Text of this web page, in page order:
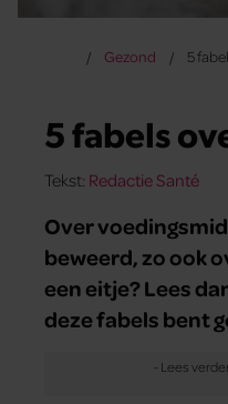
Gezond 5
5 fabels
Tekst: Redactie Santé
Over
beweerd, zo ook
een eitje? Lees
deze fabels bent